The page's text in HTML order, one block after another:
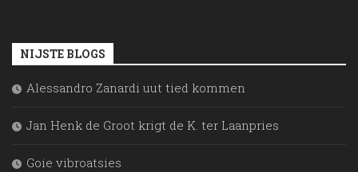
NIJSTE BLOGS
Alessandro Zanardi uut tied kommen
Jan Henk de Groot krigt de K. ter Laanpries
Goie vibroatsies